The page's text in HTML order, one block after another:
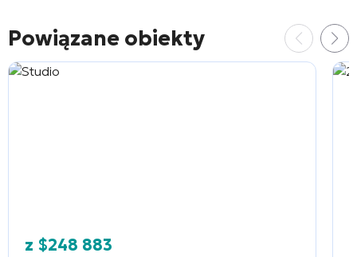
Powiązane obiekty
z $248 883